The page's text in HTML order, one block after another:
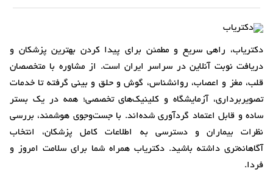
دکتریاب، راهی سریع و مطمئن برای پیدا کردن بهترین پزشکان و
دریافت نوبت آنلاین در سراسر ایران است. از مشاوره با متخصصان
قلب، مغز و اعصاب، روانشناس، گوش و حلق و بینی گرفته تا خدمات
تصویربرداری، آزمایشگاه و کلینیک‌های تخصصی؛ همه در یک بستر
ساده و قابل اعتماد گردآوری شده‌اند. با جست‌وجوی هوشمند، بررسی
نظرات بیماران و دسترسی به اطلاعات کامل پزشکان، انتخاب
آگاهانه‌تری داشته باشید. دکتریاب همراه شما برای سلامت امروز و
فردا.